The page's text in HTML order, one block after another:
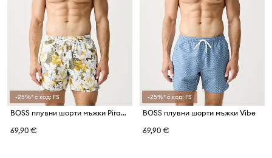
-25%* с код: FS
BOSS плувни шорти мъжки Piranha
69,90 €
-25%* с код: FS
BOSS плувни шорти мъжки Vibe
69,90 €